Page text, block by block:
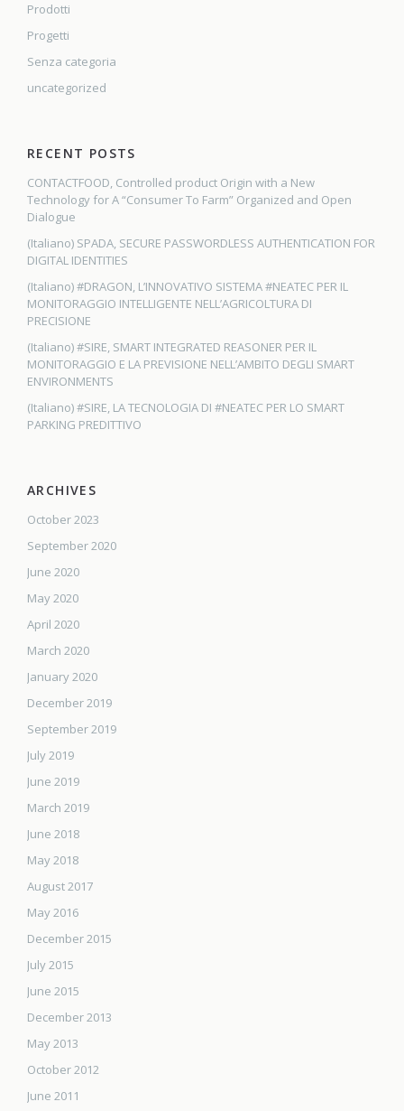
Prodotti
Progetti
Senza categoria
uncategorized
RECENT POSTS
CONTACTFOOD, Controlled product Origin with a New
Technology for A “Consumer To Farm” Organized and Open
Dialogue
(Italiano) SPADA, SECURE PASSWORDLESS AUTHENTICATION FOR
DIGITAL IDENTITIES
(Italiano) #DRAGON, L’INNOVATIVO SISTEMA #NEATEC PER IL
MONITORAGGIO INTELLIGENTE NELL’AGRICOLTURA DI
PRECISIONE
(Italiano) #SIRE, SMART INTEGRATED REASONER PER IL
MONITORAGGIO E LA PREVISIONE NELL’AMBITO DEGLI SMART
ENVIRONMENTS
(Italiano) #SIRE, LA TECNOLOGIA DI #NEATEC PER LO SMART
PARKING PREDITTIVO
ARCHIVES
October 2023
September 2020
June 2020
May 2020
April 2020
March 2020
January 2020
December 2019
September 2019
July 2019
June 2019
March 2019
June 2018
May 2018
August 2017
May 2016
December 2015
July 2015
June 2015
December 2013
May 2013
October 2012
June 2011